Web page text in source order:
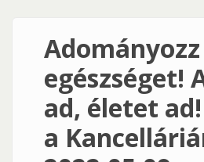
Adományozz
egészséget!
ad, életet
a